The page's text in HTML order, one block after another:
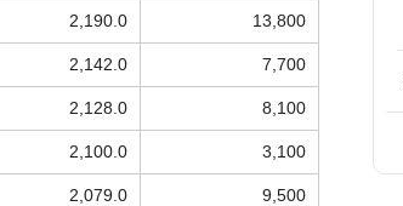
2,190.0 13,800
2,142.0 7,700
2,128.0 8,100
2,100.0 3,100
2,079.0 9,500